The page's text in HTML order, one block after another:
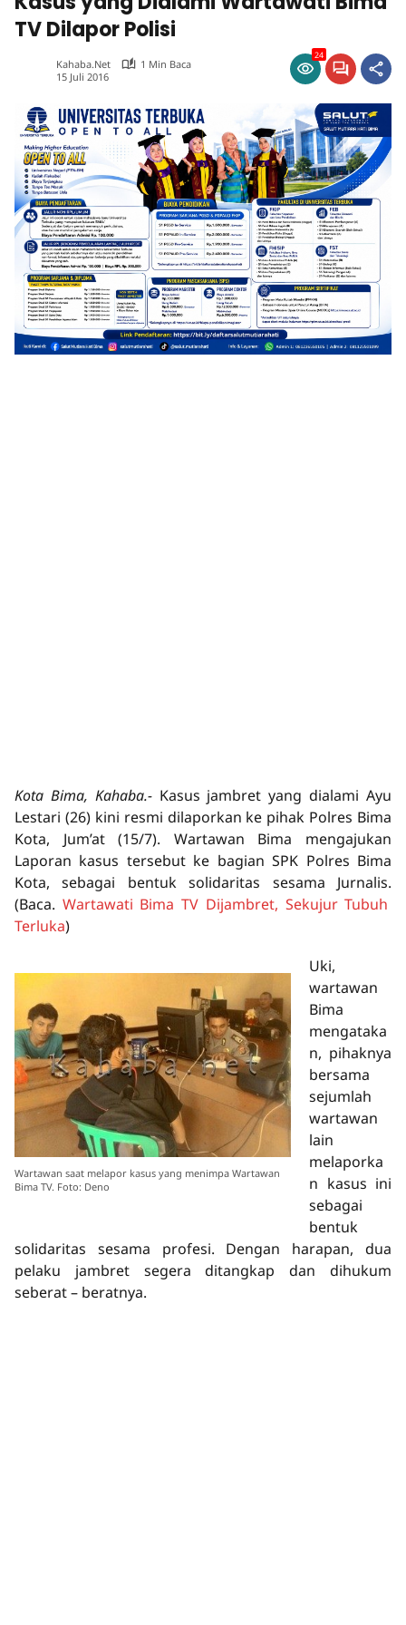
TV Dilapor Polisi
Kahaba.net
1 Min Baca
15 Juli 2016
24
Kota Bima, Kahaba.-Kasus jambret yang dialami Ayu
Lestari (26) kini resmi dilaporkan ke pihak Polres Bima
Kota, Jum’at (15/7). Wartawan Bima mengajukan
Laporan kasus tersebut ke bagian SPK Polres Bima
Kota, sebagai bentuk solidaritas sesama Jurnalis.
(Baca. Wartawati Bima TV Dijambret, Sekujur Tubuh
Terluka)
Wartawan saat melapor kasus yang menimpa Wartawan
Bima TV. Foto: Deno
Uki,
wartawan
Bima
mengataka
n, pihaknya
bersama
sejumlah
wartawan
lain
melaporka
n kasus ini
sebagai
bentuk
solidaritas sesama profesi. Dengan harapan, dua
pelaku jambret segera ditangkap dan dihukum
seberat – beratnya.